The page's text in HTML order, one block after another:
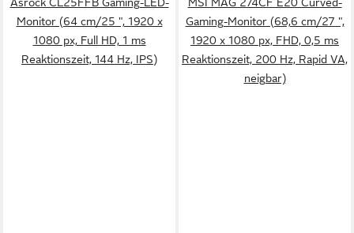
Monitor (64 cm/25 ", 1920 x
1080 px, Full HD, 1 ms
Reaktionszeit, 144 Hz, IPS)
Gaming-Monitor (68,6 cm/27 ",
1920 x 1080 px, FHD, 0,5 ms
Reaktionszeit, 200 Hz, Rapid VA,
neigbar)